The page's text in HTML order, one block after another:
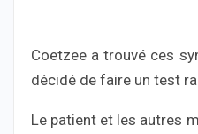
Coetzee a trouvé ces
décidé de faire un test
Le patient et les autres